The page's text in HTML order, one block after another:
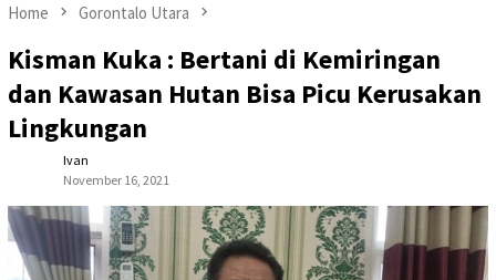
Home Gorontalo Utara
Kisman Kuka : Bertani di Kemiringan
dan Kawasan Hutan Bisa Picu Kerusakan
Lingkungan
Ivan
November 16, 2021